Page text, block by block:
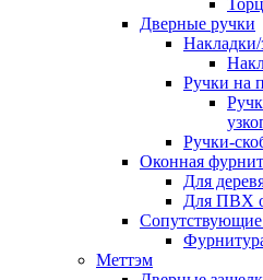
Дверные ручки
Накладки/
Ручки на
Ручки-
Оконная
Для
Для ПВХ
Меттэм